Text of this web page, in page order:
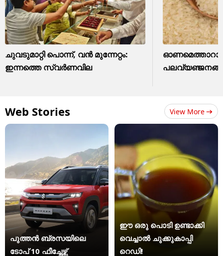
ചുവടുമാറ്റി പൊന്ന്, വന്‍ മുന്നേറ്റം:
ഇന്നത്തെ സ്വര്‍ണവില
Web Stories View More
പുത്തൻ ബ്രസയിലെ
ടോപ് 10 ഫീച്ചേഴ്സ്
ഈ ഒരു പൊടി ഉണ്ടാക്കി
വെച്ചാൽ ചുക്കുകാപ്പി
റെഡി!